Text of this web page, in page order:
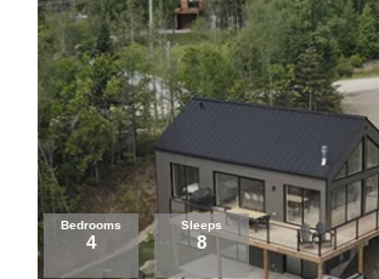
Bedrooms
4
Sleeps
8